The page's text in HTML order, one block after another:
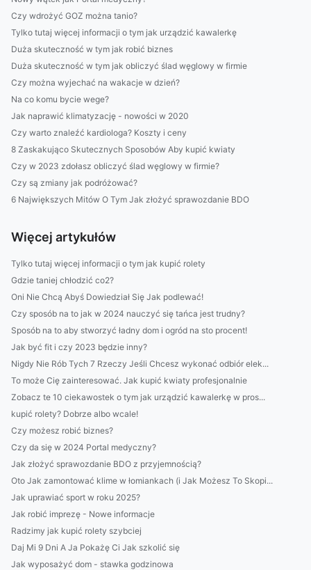
Czy wdrożyć GOZ można tanio?
Tylko tutaj więcej informacji o tym jak urządzić kawalerkę
Duża skuteczność w tym jak robić biznes
Duża skuteczność w tym jak obliczyć ślad węglowy w firmie
Czy można wyjechać na wakacje w dzień?
Na co komu bycie wege?
Jak naprawić klimatyzację - nowości w 2020
Czy warto znaleźć kardiologa? Koszty i ceny
8 Zaskakująco Skutecznych Sposobów Aby kupić kwiaty
Czy w 2023 zdołasz obliczyć ślad węglowy w firmie?
Czy są zmiany jak podróżować?
6 Największych Mitów O Tym Jak złożyć sprawozdanie BDO
Więcej artykułów
Tylko tutaj więcej informacji o tym jak kupić rolety
Gdzie taniej chłodzić co2?
Oni Nie Chcą Abyś Dowiedział Się Jak podlewać!
Czy sposób na to jak w 2024 nauczyć się tańca jest trudny?
Sposób na to aby stworzyć ładny dom i ogród na sto procent!
Jak być fit i czy 2023 będzie inny?
Nigdy Nie Rób Tych 7 Rzeczy Jeśli Chcesz wykonać odbiór elek...
To może Cię zainteresować. Jak kupić kwiaty profesjonalnie
Zobacz te 10 ciekawostek o tym jak urządzić kawalerkę w pros...
kupić rolety? Dobrze albo wcale!
Czy możesz robić biznes?
Czy da się w 2024 Portal medyczny?
Jak złożyć sprawozdanie BDO z przyjemnością?
Oto Jak zamontować klime w łomiankach (i Jak Możesz To Skopi...
Jak uprawiać sport w roku 2025?
Jak robić imprezę - Nowe informacje
Radzimy jak kupić rolety szybciej
Daj Mi 9 Dni A Ja Pokażę Ci Jak szkolić się
Jak wyposażyć dom - stawka godzinowa